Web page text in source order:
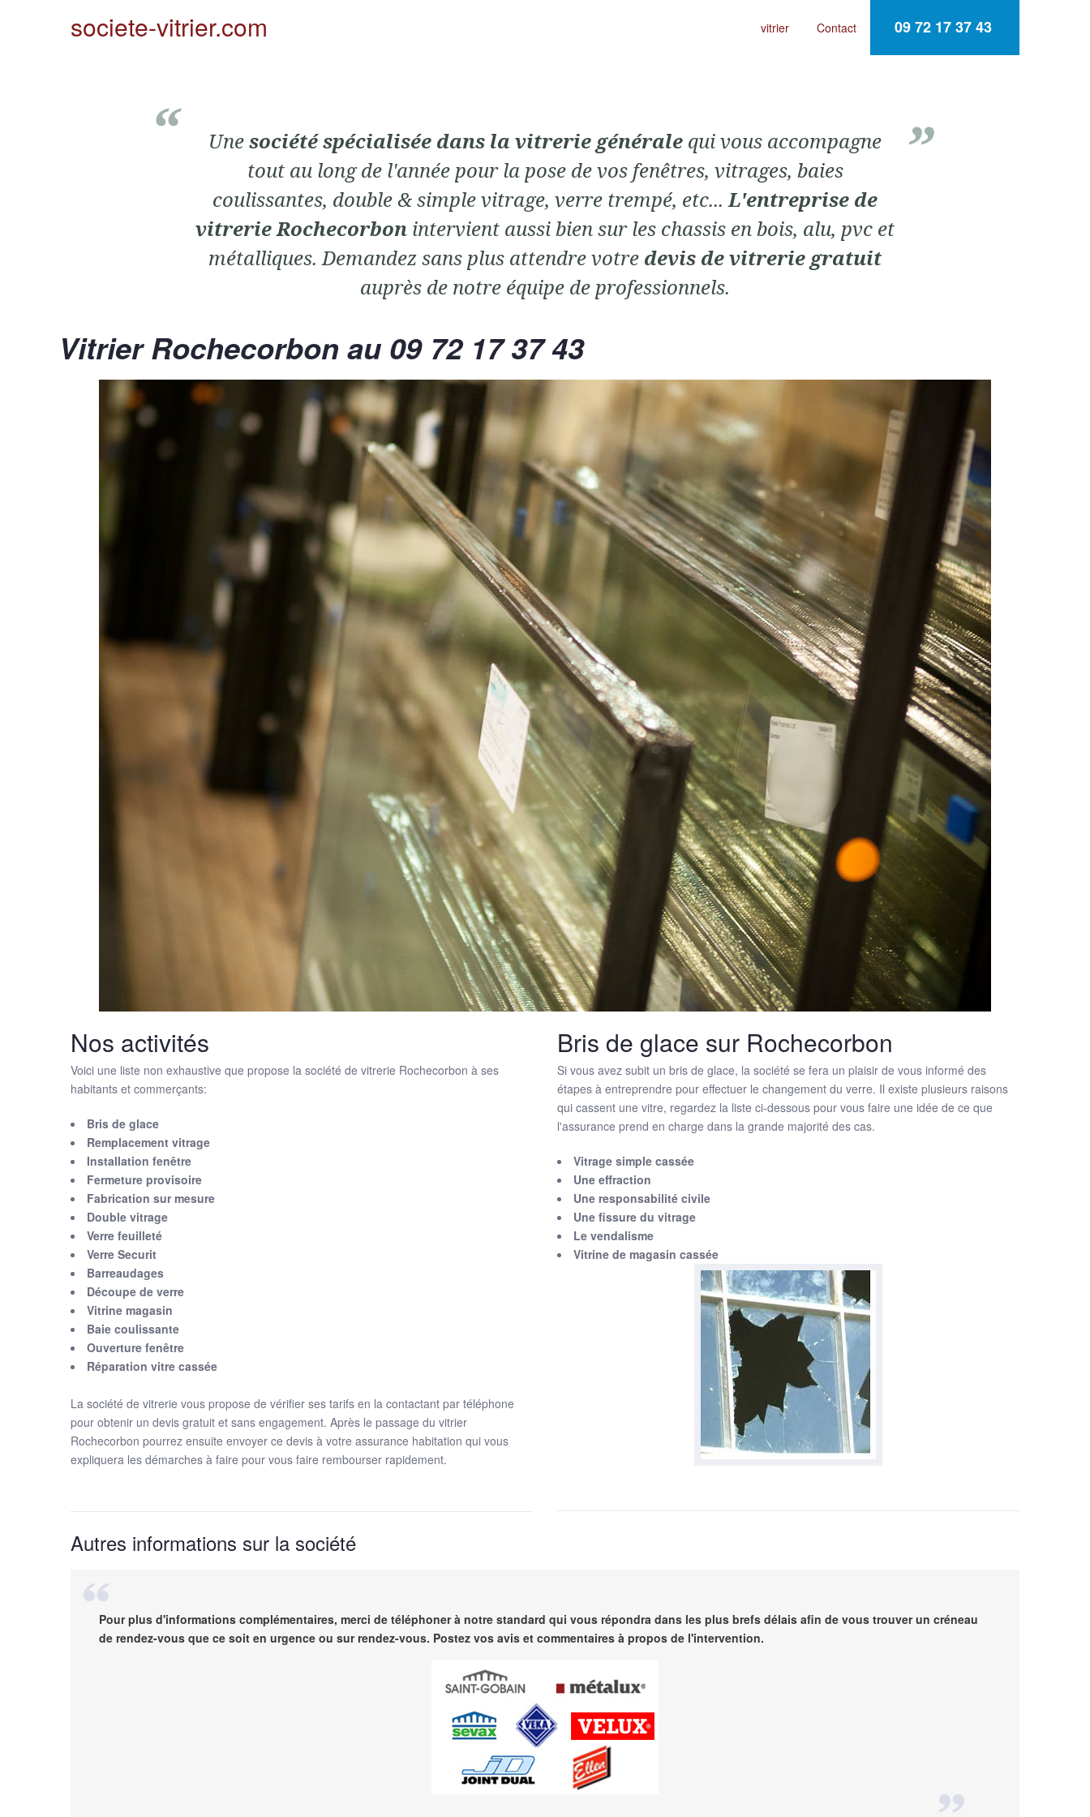
09 72 17 37 43
vitrier Contact
societe-vitrier.com
Unesociété spécialisée dans la vitrerie générale qui vous accompagne
tout au long de l'année pour la pose de vos fenêtres, vitrages, baies
coulissantes, double & simple vitrage, verre trempé, etc...L'entreprise de
vitrerie Rochecorbon intervient aussi bien sur les chassis en bois, alu, pvc et
métalliques. Demandez sans plus attendre votre devis de vitrerie gratuit
auprès de notre équipe de professionnels.
Vitrier Rochecorbon au 09 72 17 37 43
Nos activités
Voici une liste non exhaustive que propose la société de vitrerie Rochecorbon à ses
habitants et commerçants:
Bris de glace
Remplacement vitrage
Installation fenêtre
Fermeture provisoire
Fabrication sur mesure
Double vitrage
Verre feuilleté
Verre Securit
Barreaudages
Découpe de verre
Vitrine magasin
Baie coulissante
Ouverture fenêtre
Réparation vitre cassée
La société de vitrerie vous propose de vérifier ses tarifs en la contactant par téléphone
pour obtenir un devis gratuit et sans engagement. Après le passage du vitrier
Rochecorbon pourrez ensuite envoyer ce devis à votre assurance habitation qui vous
expliquera les démarches à faire pour vous faire rembourser rapidement.
Bris de glace sur Rochecorbon
Si vous avez subit un bris de glace, la société se fera un plaisir de vous informé des
étapes à entreprendre pour effectuer le changement du verre. Il existe plusieurs raisons
qui cassent une vitre, regardez la liste ci-dessous pour vous faire une idée de ce que
l'assurance prend en charge dans la grande majorité des cas.
Vitrage simple cassée
Une effraction
Une responsabilité civile
Une fissure du vitrage
Le vendalisme
Vitrine de magasin cassée
Autres informations sur la société
Pour plus d'informations complémentaires, merci de téléphoner à notre standard qui vous répondra dans les plus brefs délais afin de vous trouver un créneau
de rendez-vous que ce soit en urgence ou sur rendez-vous. Postez vos avis et commentaires à propos de l'intervention.